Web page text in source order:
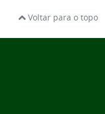
Voltar para o topo